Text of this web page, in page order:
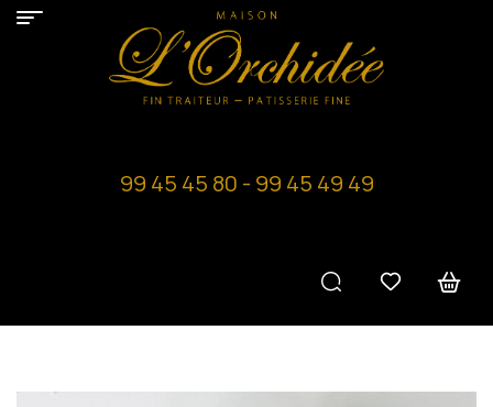
99 45 45 80 - 99 45 49 49